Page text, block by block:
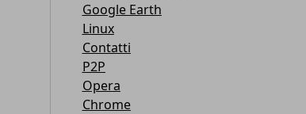
Google Earth
Linux
Contatti
P2P
Opera
Chrome